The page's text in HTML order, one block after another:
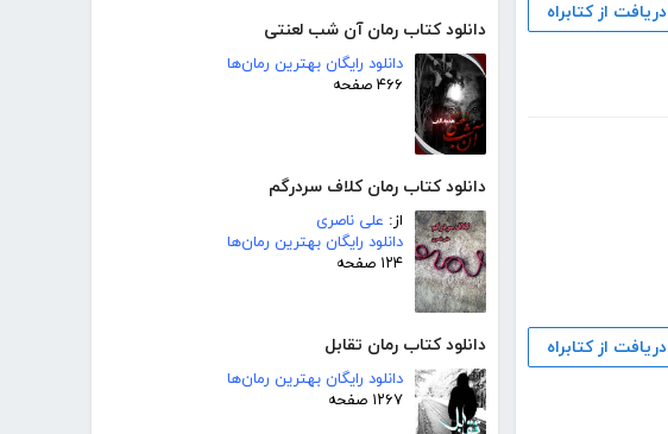
دانلود کتاب رمان آن شب لعنتی
دانلود رایگان بهترین رمان‌ها
۴۶۶ صفحه
دانلود کتاب رمان کلاف سردرگم
از: علی ناصری
دانلود رایگان بهترین رمان‌ها
۱۲۴ صفحه
دانلود کتاب رمان تقابل
دانلود رایگان بهترین رمان‌ها
۱۲۶۷ صفحه
دریافت از کتابراه
دریافت از کتابراه